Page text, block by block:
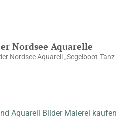
Nordsee Aquarelle
Nordsee Aquarell „Segelboot-Tanz